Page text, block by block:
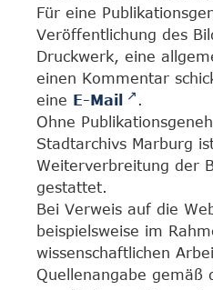
Für eine
Veröffentlichung des
Druckwerk, eine
einen Kommentar
eine E-Mail
.
Ohne
Stadtarchivs Marburg
Weiterverbreitung der
gestattet.
Bei Verweis auf die
beispielsweise im
wissenschaftlichen
Quellenangabe gemäß